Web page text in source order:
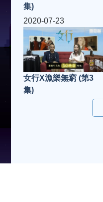
集)
2020-07-23
女行X漁樂無窮 (第3
集)